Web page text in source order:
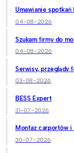
Umawianie spotkań
04-08-2026
Szukam firmy do
04-08-2026
Serwisy, przeglądy
03-08-2026
BESS Expert
31-07-2026
Montaż carportów i
30-07-2026